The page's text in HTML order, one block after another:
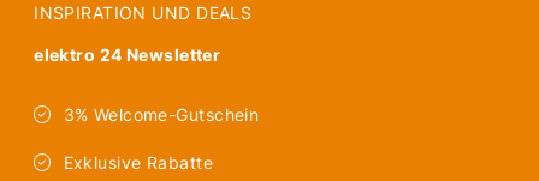
INSPIRATION UND DEALS
elektro 24 Newsletter
3% Welcome-Gutschein
Exklusive Rabatte